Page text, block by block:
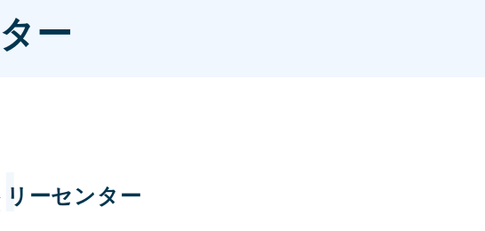
ー
ーセンター